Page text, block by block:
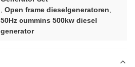
,Open frame dieselgeneratoren
50Hz cummins 500kw diesel
generator